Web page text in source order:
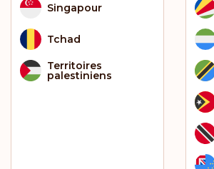
Singapour
Tchad
Territoires
palestiniens